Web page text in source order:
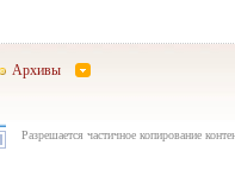
Архивы
Разрешается частичное копирование